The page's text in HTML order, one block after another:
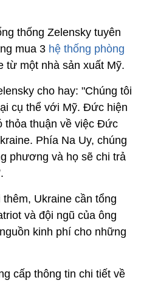
thống Zelensky tuyên
mua 3 hệ thống phòng
từ một nhà sản xuất Mỹ.
cho hay: "Chúng tôi
cụ thể với Mỹ. Đức hiện
thỏa thuận về việc Đức
Phía Na Uy, chúng
phương và họ sẽ chi trả
Ukraine cần tổng
và đội ngũ của ông
kinh phí cho những
cấp thông tin chi tiết về